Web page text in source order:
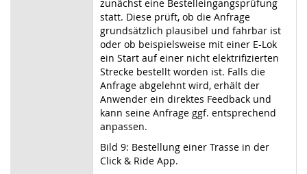
zunächst eine Bestelleingangsprüfung
statt. Diese prüft, ob die Anfrage
grundsätzlich plausibel und fahrbar ist
oder ob beispielsweise mit einer E-Lok
ein Start auf einer nicht elektrifizierten
Strecke bestellt worden ist. Falls die
Anfrage abgelehnt wird, erhält der
Anwender ein direktes Feedback und
kann seine Anfrage ggf. entsprechend
anpassen.
Bild 9: Bestellung einer Trasse in der
Click & Ride App.